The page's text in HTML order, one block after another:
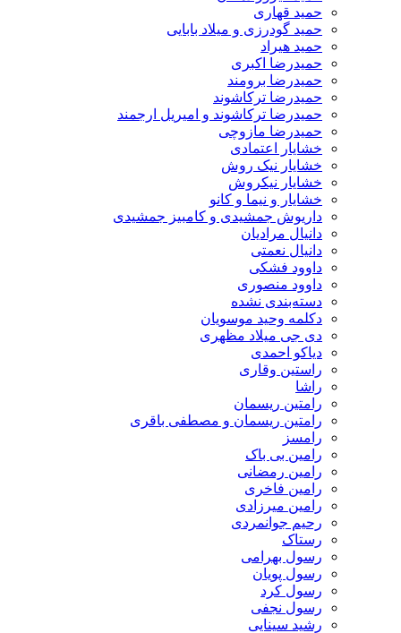
حمید قهاری
حمید گودرزی و میلاد بابایی
حمید هیراد
حمیدرضا اکبری
حمیدرضا برومند
حمیدرضا ترکاشوند
حمیدرضا ترکاشوند و امیریل ارجمند
حمیدرضا مازوچی
خشایار اعتمادی
خشایار نیک روش
خشایار نیکروش
خشایار و نیما و کانو
داریوش جمشیدی و کامبیز جمشیدی
دانیال مرادیان
دانیال نعمتی
داوود فشکی
داوود منصوری
دسته‌بندی نشده
دکلمه وحید موسویان
دی جی میلاد مظهری
دیاکو احمدی
راستین وقاری
رامتین ریسمان
رامتین ریسمان و مصطفی باقری
رامسز
رامین بی باک
رامین رمضانی
رامین فاخری
رامین میرزادی
رحیم جوانمردی
رستاک
رسول بهرامی
رسول پویان
رسول کرد
رسول نجفی
رشید سینایی